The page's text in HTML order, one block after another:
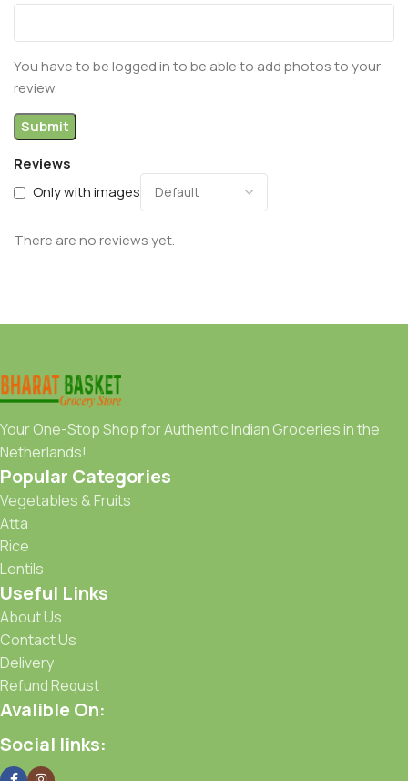
Reviews
Only with images
There are no reviews yet.
You have to be logged in to be able to add photos to your
review.
Your One-Stop Shop for Authentic Indian Groceries in the
Netherlands!
Popular Categories
Vegetables & Fruits
Atta
Rice
Lentils
Useful Links
About Us
Contact Us
Delivery
Refund Requst
Avalible On:
Social links: